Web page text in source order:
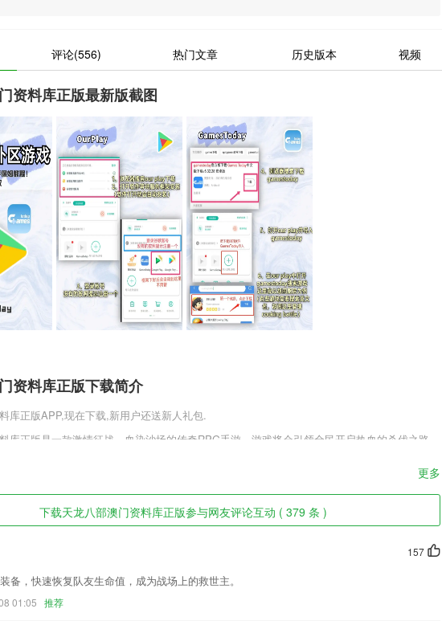
评论(556) 热门文章 历史版本 视频
资料库正版最新版截图
资料库正版下载简介
库正版APP,现在下载,新用户还送新人礼包.
库正版是一款激情征战、血染沙场的传奇RPG手游。游戏将会引领全民开启热血的杀伐之路，
斩月沙城最新版将会带给玩家，最极致的动作打怪掉宝爽感。
资料库正版软件特色
招商系统提高招商效率,增强入驻企业黏性;
海量重要内容，实时查阅到信息；
转发助手可自动识别您微信里的所有语音消息，并进行导出存储；语音分类，语音重命名，方
发分享，让语音转发更加便捷。
的日语学习类软件，利用这款软件可以让用户更好的享受在线学习日语的便利。
更多
下载天龙八部澳门资料库正版参与网友评论互动 ( 379 条 )
157
备，快速恢复队友生命值，成为战场上的救世主。
01:05 推荐